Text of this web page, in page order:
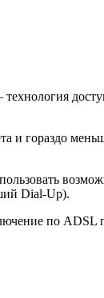
и гораздо
Dial-Up).
по ADSL